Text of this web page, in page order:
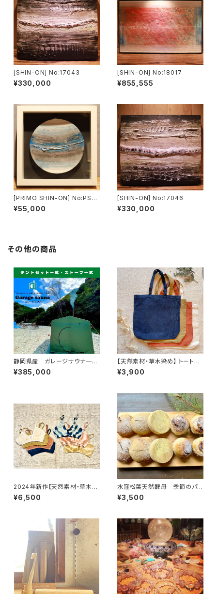
[SHIN-ON] No:17043
¥330,000
[SHIN-ON] No:18017
¥855,555
[PRIMO SHIN-ON] No:PS16
017
¥55,000
[SHIN-ON] No:17046
¥330,000
その他の商品
静岡県産 ガレージサウナ一式
【テント・ストーブ・スタートセッ
ト】
¥385,000
【天然素材・草木染め】 トートバ
ック ヘンプオーガニックコット
ン
¥3,900
2024年新作【天然素材・草木染
め】Women ブラ ヘンプコット
ンシルク
¥6,500
水窪松葉天然酵母 季節のパン
セット
¥3,500